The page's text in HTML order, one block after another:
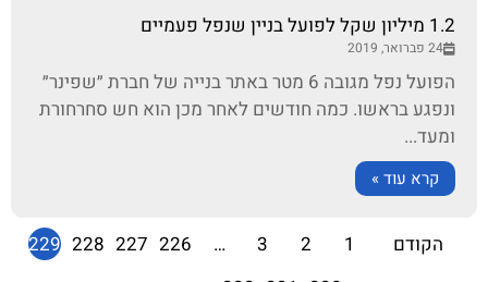
1.2 מיליון שקל לפועל בניין שנפל פעמיים
24 פברואר, 2019
הפועל נפל מגובה 6 מטר באתר בנייה של חברת ״שפינר״
ונפגע בראשו. כמה חודשים לאחר מכן הוא חש סחרחורת
ומעד...
קרא עוד »
הקודם 1
2
3
…
226
227
228
229